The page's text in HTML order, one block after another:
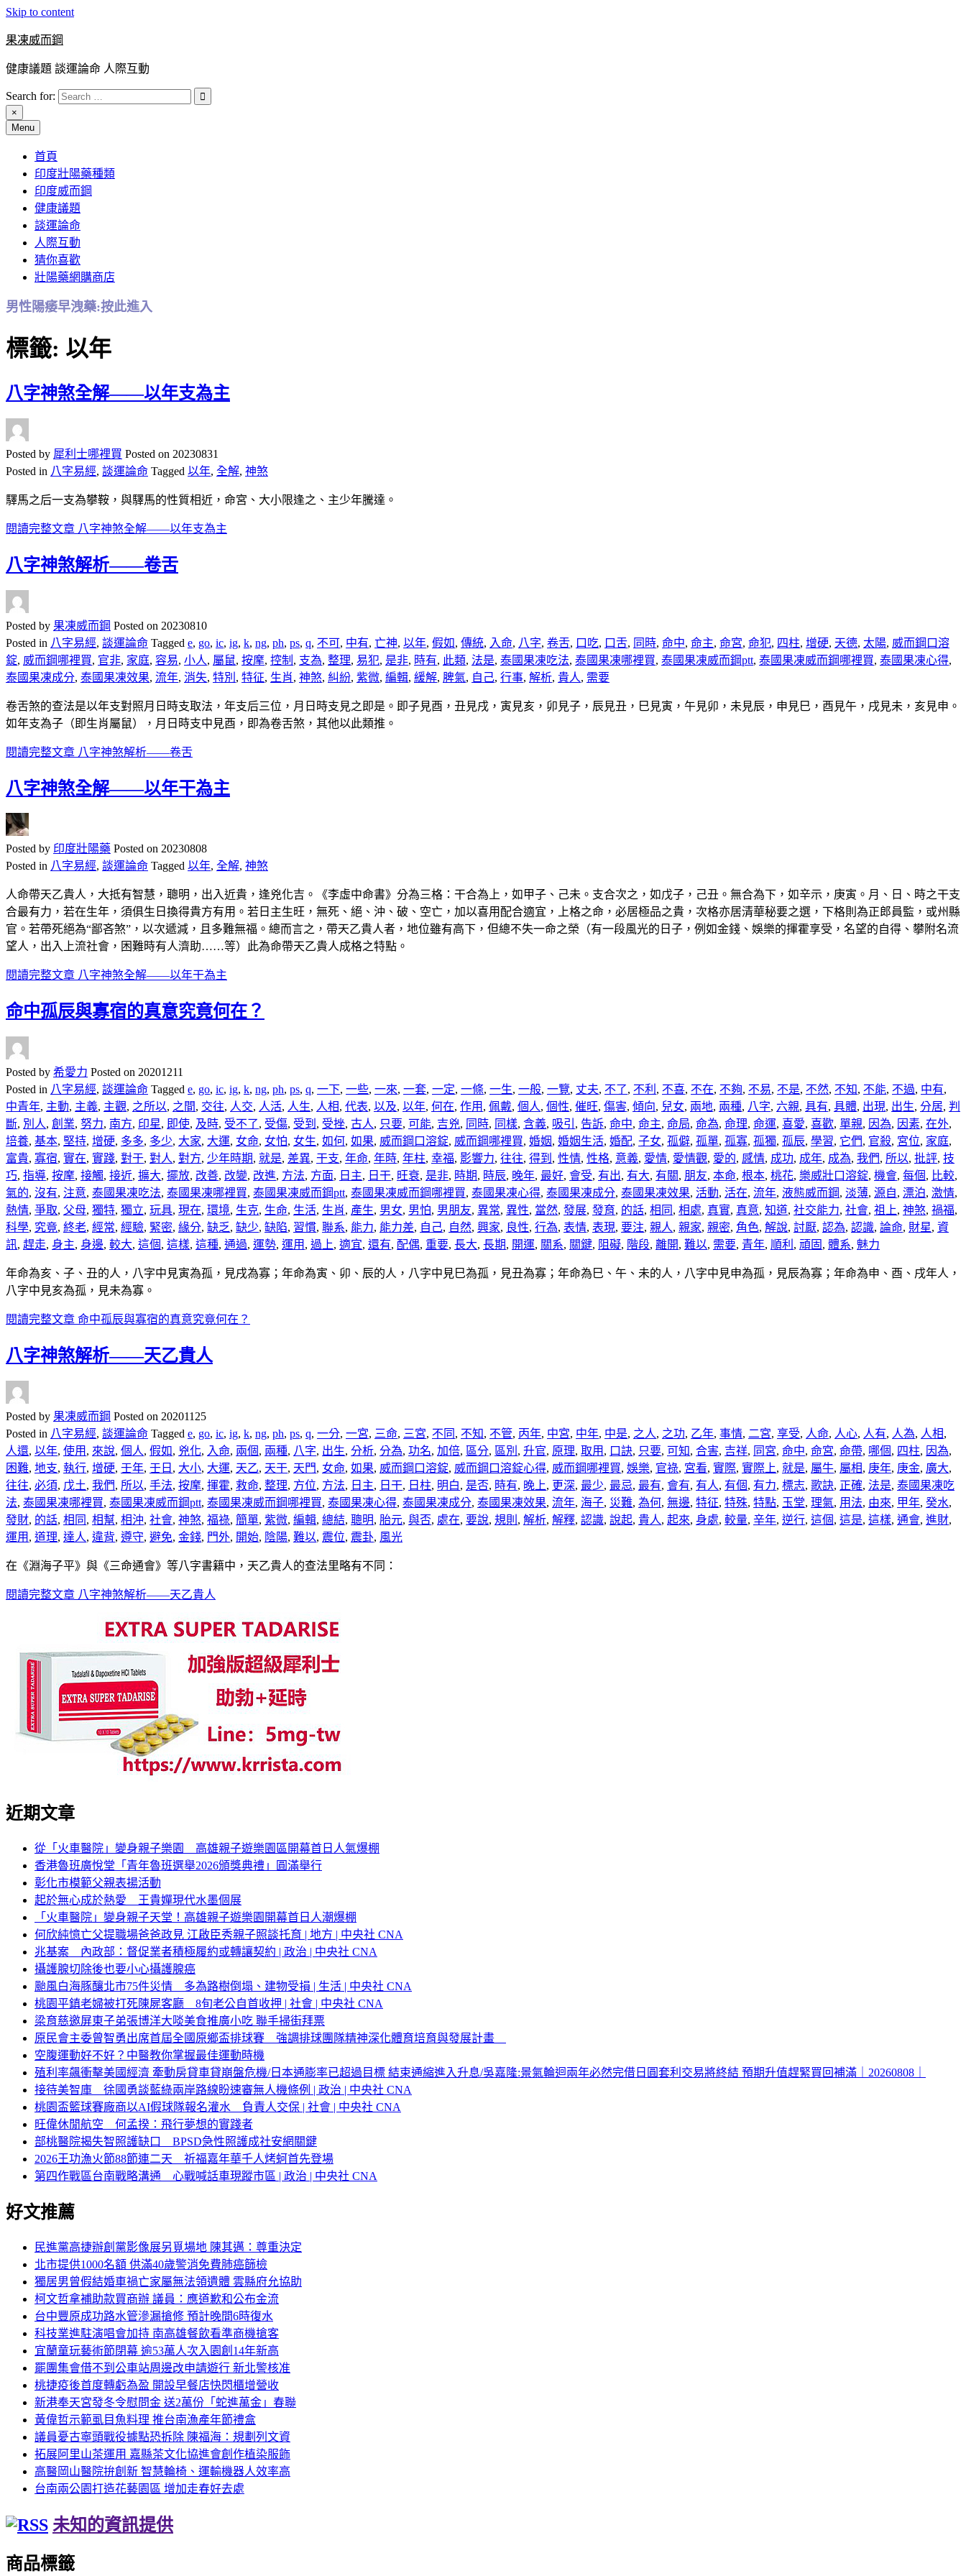
Skip to content
果凍威而鋼
健康議題 談運論命 人際互動
Search for:
×
Menu
首頁
印度壯陽藥種類
印度威而鋼
健康議題
談運論命
人際互動
猜你喜歡
壯陽藥網購商店
男性陽痿早洩藥:按此進入
標籤: 以年
八字神煞全解——以年支為主
Posted by 犀利士哪裡買 Posted on 20230831
Posted in 八字易經, 談運論命 Tagged 以年, 全解, 神煞
驛馬之后一支為攀鞍，與驛馬的性質相近，命宮、大小限逢之、主少年騰達。
閱讀完整文章 八字神煞全解——以年支為主
八字神煞解析——卷舌
Posted by 果凍威而鋼 Posted on 20230810
Posted in 八字易經, 談運論命 Tagged e, go, ic, ig, k, ng, ph, ps, q, 不可, 中有, 亡神, 以年, 假如, 傳統, 入命, 八字, 卷舌, 口吃, 口舌, 同時, 命中, 命主, 命宮, 命犯, 四柱, 增硬, 天德, 太陽, 威而鋼口溶
錠, 威而鋼哪裡買, 官非, 家庭, 容易, 小人, 屬鼠, 按摩, 控制 , 支為, 整理, 易犯, 是非, 時有, 此類, 法是, 泰國果凍吃法, 泰國果凍哪裡買, 泰國果凍威而鋼ptt, 泰國果凍威而鋼哪裡買, 泰國果凍心得,
泰國果凍成分, 泰國果凍效果, 流年, 消失, 特別 , 特征, 生肖, 神煞, 糾紛, 紫微, 編輯, 緩解, 脾氣, 自己, 行事, 解析, 貴人, 需要
卷舌煞的查法是以年支對照月日時支取法，年支后三位，月日時支見之即是。即子見酉，丑見戌，寅見亥，卯見子，辰見丑，巳見寅，午見卯，未見辰，申見巳，酉見午，戌見未，亥見申。
如年支為子（即生肖屬鼠），月日時支中見酉，即為卷舌煞，其他以此類推。
閱讀完整文章 八字神煞解析——卷舌
八字神煞全解——以年干為主
Posted by 印度壯陽藥 Posted on 20230808
Posted in 八字易經, 談運論命 Tagged 以年, 全解, 神煞
人命帶天乙貴人，大抵有智慧，聰明，出入近貴，逢兇化吉。《李虛中命書》分為三格：干合為上，如甲子、己未。支合次之，如戊子，己丑。無合為下，如辛示，庚寅。月、日、時之干支
合最有力，若在生年，須俱生日換得貴方有用。若日主生旺，無死、絕、沖、破、空亡，加以喜用配合適宜，上格之命，必居極品之貴，次格亦居清華秘要之選，下格則為正郎員監，或州縣
官。若帶死絕為“鄙吝煞”，以次遞減，且多難無福。總而言之，帶天乙貴人者，地位雖有高下，但總不失一命之榮（有一段風光的日子，例如金錢、娛樂的揮霍享受，名望的自得、攀附名流
望人，出入上流社會，困難時有人濟助……等）此為命帶天乙貴人成格之特點。
閱讀完整文章 八字神煞全解——以年干為主
命中孤辰與寡宿的真意究竟何在？
Posted by 希愛力 Posted on 20201211
Posted in 八字易經, 談運論命 Tagged e, go, ic, ig, k, ng, ph, ps, q, 一下, 一些, 一來, 一套, 一定, 一條, 一生, 一般, 一覽, 丈夫, 不了, 不利 , 不喜, 不在, 不夠, 不易, 不是, 不然, 不知, 不能, 不過, 中有,
中青年, 主動, 主義, 主觀, 之所以, 之間, 交往, 人交, 人活, 人生, 人相, 代表, 以及, 以年, 何在, 作用 , 佩戴, 個人, 個性, 催旺, 傷害, 傾向, 兒女, 兩地, 兩種, 八字, 六親, 具有, 具體, 出現, 出生, 分居, 判
斷, 別人, 創業, 努力, 南方, 印星, 即使, 及時, 受不了, 受傷, 受到 , 受挫, 古人, 只要, 可能, 吉兇, 同時, 同樣, 含義, 吸引 , 告訴, 命中, 命主, 命局, 命為, 命理, 命運, 喜愛, 喜歡, 單親, 因為, 因素, 在外,
培養, 基本, 堅持, 增硬, 多多, 多少, 大家, 大運, 女命, 女怕, 女生, 如何, 如果, 威而鋼口溶錠, 威而鋼哪裡買, 婚姻, 婚姻生活, 婚配, 子女, 孤僻, 孤單, 孤寡, 孤獨, 孤辰, 學習, 它們, 官殺, 宮位, 家庭,
富貴, 寡宿, 實在, 實踐, 對于, 對人, 對方, 少年時期, 就是, 差異, 干支, 年命, 年時, 年柱, 幸福, 影響力, 往往, 得到 , 性情, 性格, 意義, 愛情, 愛情觀, 愛的, 感情, 成功, 成年, 成為, 我們, 所以, 批評, 技
巧, 指導, 按摩, 接觸, 接近, 擴大, 擺放, 改善, 改變, 改進, 方法, 方面, 日主, 日干, 旺衰, 是非, 時期, 時辰, 晚年, 最好, 會受, 有出, 有大, 有關, 朋友, 本命, 根本, 桃花, 樂威壯口溶錠, 機會, 每個, 比較,
氣的, 沒有, 注意, 泰國果凍吃法, 泰國果凍哪裡買, 泰國果凍威而鋼ptt, 泰國果凍威而鋼哪裡買, 泰國果凍心得, 泰國果凍成分, 泰國果凍效果, 活動, 活在, 流年, 液態威而鋼, 淡薄, 源自, 漂泊, 激情,
熱情, 爭取, 父母, 獨特, 獨立, 玩具, 現在, 環境, 生克, 生命, 生活, 生肖, 產生, 男女, 男怕, 男朋友, 異常, 異性, 當然, 發展, 發育, 的話, 相同 , 相處, 真實, 真意, 知道, 社交能力, 社會, 祖上, 神煞, 禍福,
科學, 究竟, 終老, 經常, 經驗, 緊密, 緣分, 缺乏, 缺少, 缺陷, 習慣, 聯系, 能力, 能力差, 自己, 自然, 興家, 良性, 行為, 表情, 表現, 要注, 親人, 親家, 親密, 角色, 解說, 討厭, 認為, 認識, 論命, 財星, 資
訊, 趕走, 身主, 身邊, 較大, 這個, 這樣, 這種, 通過, 運勢, 運用 , 過上, 適宜, 還有, 配偶, 重要, 長大, 長期, 開運, 關系, 關鍵, 阻礙, 階段, 離開, 難以, 需要, 青年, 順利 , 頑固 , 體系, 魅力
年命為亥、子、丑的人，八字中見寅為孤，見戌為寡；年命為寅、卯、辰的人，八字中見巳為孤，見丑為寡；年命為巳、午、未的人，八字中見申為孤，見辰為寡；年命為申、酉、戌年人，
八字中見亥為孤，見未為寡。
閱讀完整文章 命中孤辰與寡宿的真意究竟何在？
八字神煞解析——天乙貴人
Posted by 果凍威而鋼 Posted on 20201125
Posted in 八字易經, 談運論命 Tagged e, go, ic, ig, k, ng, ph, ps, q, 一分, 一宮, 三命, 三宮, 不同 , 不知, 不管, 丙年, 中宮, 中年, 中是, 之人, 之功, 乙年, 事情, 二宮, 享受, 人命, 人心, 人有, 人為, 人相,
人還, 以年, 使用 , 來說, 個人, 假如, 兇化, 入命, 兩個, 兩種, 八字, 出生, 分析, 分為, 功名, 加倍, 區分, 區別 , 升官, 原理, 取用 , 口訣, 只要, 可知, 合害, 吉祥, 同宮, 命中, 命宮, 命帶, 哪個, 四柱, 因為,
困難, 地支, 執行, 增硬, 壬年, 壬日 , 大小, 大運, 天乙, 天干, 天門, 女命, 如果, 威而鋼口溶錠, 威而鋼口溶錠心得, 威而鋼哪裡買, 娛樂, 官祿, 宮看, 實際, 實際上, 就是, 屬牛, 屬相, 庚年, 庚金, 廣大,
往往, 必須, 戊土, 我們, 所以, 手法, 按摩, 揮霍, 救命, 整理, 方位, 方法, 日主, 日干, 日柱, 明白, 是否, 時有, 晚上, 更深, 最少, 最忌, 最有, 會有, 有人, 有個, 有力, 標志, 歌訣, 正確, 法是, 泰國果凍吃
法, 泰國果凍哪裡買, 泰國果凍威而鋼ptt, 泰國果凍威而鋼哪裡買, 泰國果凍心得, 泰國果凍成分, 泰國果凍效果, 流年, 海子, 災難, 為何, 無邊, 特征, 特殊, 特點, 玉堂, 理氣, 用法, 由來, 甲年, 癸水,
發財, 的話, 相同 , 相幫, 相沖, 社會, 神煞, 福祿, 簡單, 紫微, 編輯, 總結, 聰明, 胎元, 與否, 處在, 要說, 規則 , 解析, 解釋, 認識, 說起, 貴人, 起來, 身處, 較量, 辛年, 逆行, 這個, 這是, 這樣, 通會, 進財,
運用 , 道理, 達人, 違背, 遵守, 避免, 金錢, 門外, 開始, 陰陽, 難以, 震位, 震卦, 風光
在《淵海子平》與《三命通會》等八字書籍中，天乙貴人的查法里略有不同：
閱讀完整文章 八字神煞解析——天乙貴人
近期文章
從「火車醫院」變身親子樂園 高雄親子遊樂園區開幕首日人氣爆棚
香港魯班廣悅堂「青年魯班選舉2026頒獎典禮」圓滿舉行
彰化市模範父親表揚活動
起於無心成於熱愛 王貴嬋現代水墨個展
「火車醫院」變身親子天堂！高雄親子遊樂園開幕首日人潮爆棚
何欣純憶亡父提職場爸爸政見 江啟臣秀親子照談托育 | 地方 | 中央社 CNA
兆基案 內政部：督促業者積極履約或轉讓契約 | 政治 | 中央社 CNA
攝護腺切除後也要小心攝護腺癌
颱風白海豚釀北市75件災情 多為路樹倒塌、建物受損 | 生活 | 中央社 CNA
桃園平鎮老婦被打死陳屍客廳 8旬老公自首收押 | 社會 | 中央社 CNA
梁育慈邀屏東子弟張博洋大啖美食推廣小吃 聯手掃街拜票
原民會主委曾智勇出席首屆全國原鄉盃排球賽 強調排球團隊精神深化體育培育與發展計畫
空腹運動好不好？中醫教你掌握最佳運動時機
殖利率飆衝擊美國經濟 牽動房貸車貸崩盤危機/日本通膨率已超過目標 結束通縮進入升息/吳嘉隆:景氣輪迴兩年必然完借日圓套利交易將終結 預期升值趕緊買回補滿｜20260808｜
接待美智庫 徐國勇談藍綠兩岸路線盼速審無人機條例 | 政治 | 中央社 CNA
桃園盃籃球賽廠商以AI假球隊報名灌水 負責人交保 | 社會 | 中央社 CNA
旺偉休閒航空 何孟揆：飛行夢想的實踐者
部桃醫院揭失智照護缺口 BPSD急性照護成社安網關鍵
2026王功漁火節88節連二天 祈福嘉年華千人烤蚵首先登場
第四作戰區台南戰略溝通 心戰喊話車現蹤市區 | 政治 | 中央社 CNA
好文推薦
民進黨高捷辦創黨影像展另覓場地 陳其邁：尊重決定
北市提供1000名額 供滿40歲警消免費肺癌篩檢
獨居男曾假結婚車禍亡家屬無法領遺體 雲縣府允協助
柯文哲拿補助款買商辦 議員：應道歉和公布金流
台中豐原成功路水管滲漏搶修 預計晚間6時復水
科技業進駐演唱會加持 南高雄餐飲看準商機搶客
宜蘭童玩藝術節閉幕 逾53萬人次入園創14年新高
罷團集會借不到公車站周邊改申請遊行 新北警核准
桃捷疫後首度轉虧為盈 開設早餐店快閃櫃增營收
新港奉天宮發冬令慰問金 送2萬份「蛇進萬金」春聯
黃偉哲示範虱目魚料理 推台南漁產年節禮盒
議員憂古寧頭戰役據點恐拆除 陳福海：規劃列文資
拓展阿里山茶運用 嘉縣茶文化協進會創作植染服飾
高醫岡山醫院拚創新 智慧輪椅、運輸機器人效率高
台南兩公園打造花藝園區 增加走春好去處
未知的資訊提供
商品標籤